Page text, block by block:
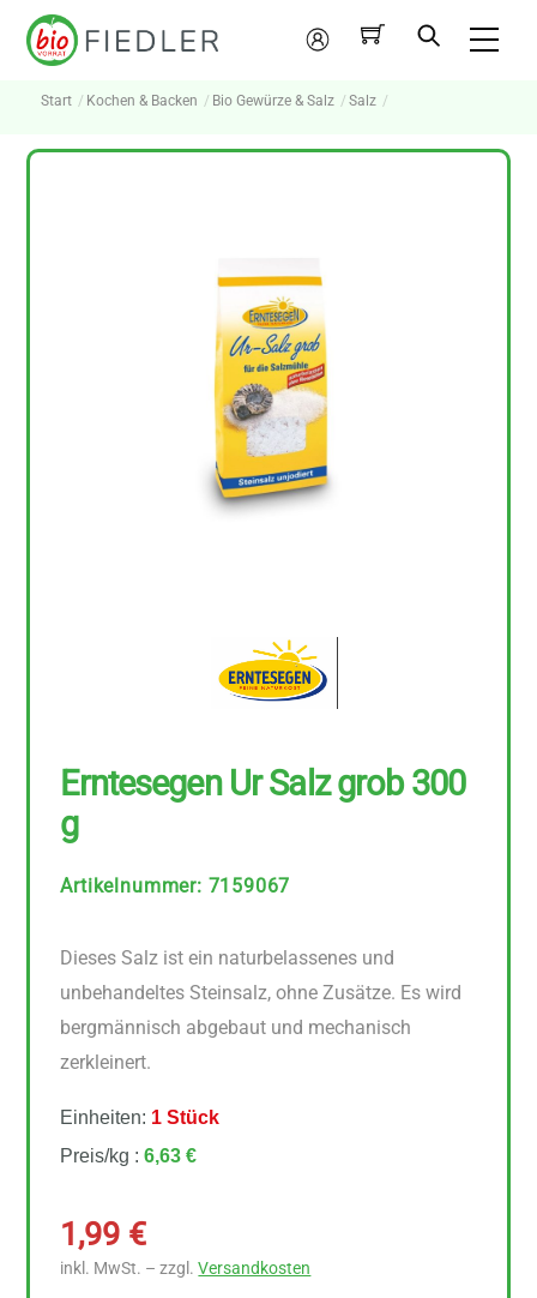
Skip
Mein
Konto
Start Kochen & Backen Bio Gewürze & Salz Salz
Erntesegen Ur Salz grob 300
g
Artikelnummer: 7159067
Dieses Salz ist ein naturbelassenes und
unbehandeltes Steinsalz, ohne Zusätze. Es wird
bergmännisch abgebaut und mechanisch
zerkleinert.
Einheiten: 1 Stück
Preis/kg :6,63 €
1,99 €
inkl. MwSt. – zzgl.Versandkosten